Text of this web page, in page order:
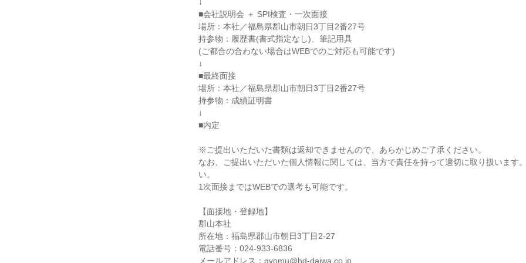
■会社説明会 ＋ SPI検査・一次面接
場所：本社／福島県郡山市朝日3丁目2番27号
持参物：履歴書(書式指定なし)、筆記用具
(ご都合の合わない場合はWEBでのご対応も可能です)
↓
■最終面接
場所：本社／福島県郡山市朝日3丁目2番27号
持参物：成績証明書
↓
■内定
※ご提出いただいた書類は返却できませんので、あらかじめご了承ください。
なお、ご提出いただいた個人情報に関しては、当方で責任を持って適切に取り扱います
い。
1次面接まではWEBでの選考も可能です。
【面接地・登録地】
郡山本社
所在地：福島県郡山市朝日3丁目2-27
電話番号：024-933-6836
メールアドレス：gyomu@hd-daiwa.co.jp